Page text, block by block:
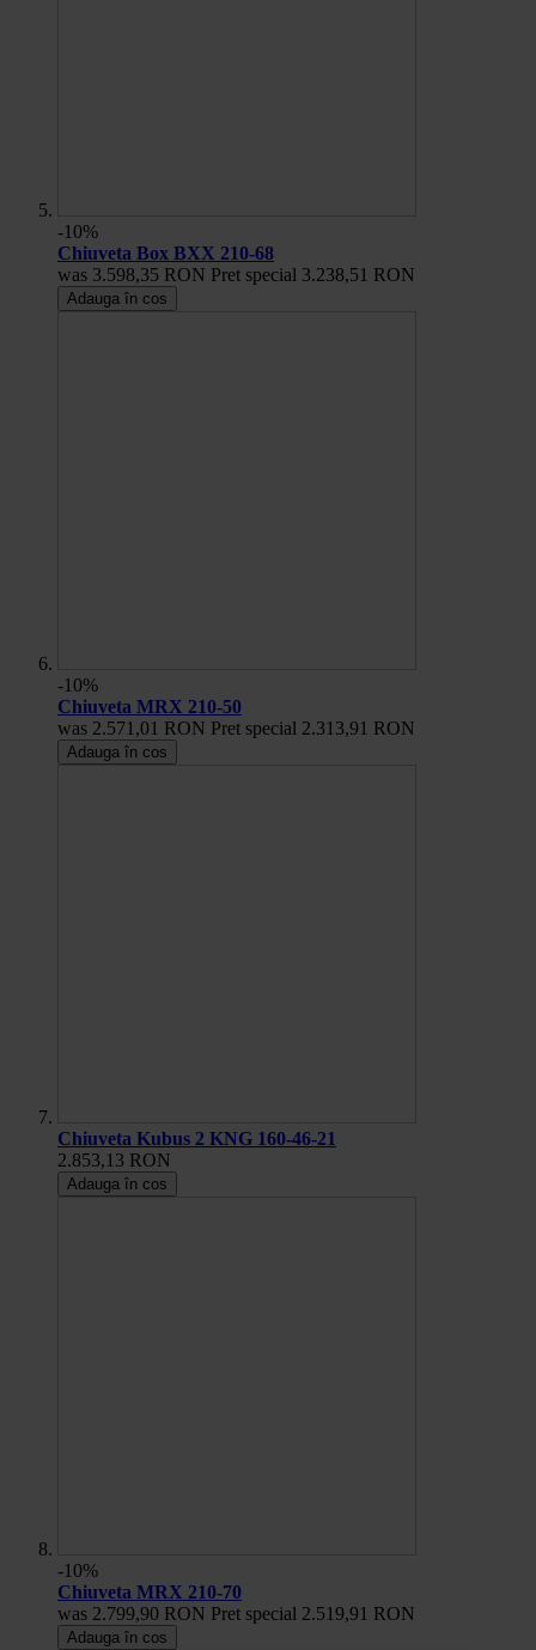
-10%
Chiuveta Box BXX 210-68
was 3.598,35 RON Pret special 3.238,51 RON
Adauga în cos
-10%
Chiuveta MRX 210-50
was 2.571,01 RON Pret special 2.313,91 RON
Adauga în cos
Chiuveta Kubus 2 KNG 160-46-21
2.853,13 RON
Adauga în cos
-10%
Chiuveta MRX 210-70
was 2.799,90 RON Pret special 2.519,91 RON
Adauga în cos